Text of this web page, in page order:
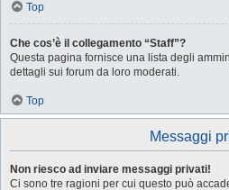
Top
Che cos’è il collegamento “Staff”?
Questa pagina fornisce una lista degli
dettagli sui forum da loro moderati.
Top
Messaggi
Non riesco ad inviare messaggi privati!
Ci sono tre ragioni per cui questo può